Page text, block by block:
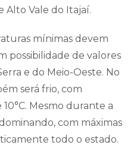
Alto Vale do Itajaí.
mínimas devem
possibilidade de valores
e do Meio-Oeste. No
será frio, com
Mesmo durante a
com máximas
todo o estado.